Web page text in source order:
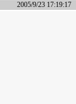
2005/9/23 17:19:17